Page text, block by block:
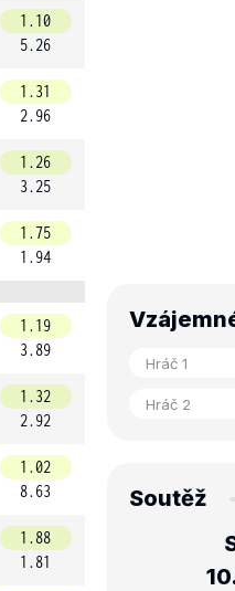
1.10
5.26
1.31
2.96
1.26
3.25
1.75
1.94
1.19
3.89
1.32
2.92
1.02
8.63
1.88
1.81
Soutěž